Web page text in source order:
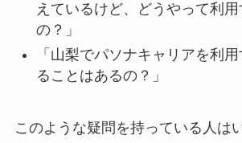
えているけど、どうやって利
の？」
「山梨でパソナキャリアを利
ることはあるの？」
このような疑問を持っている人は